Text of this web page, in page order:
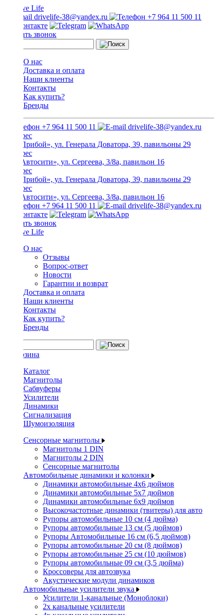
drivelife-38@yandex.ru +7 964 11 500 11
Заказать звонок
О нас
Доставка и оплата
Наши клиенты
Контакты
Как купить?
Бренды
+7 964 11 500 11 drivelife-38@yandex.ru
ТЦ «Прибой», ул. Генерала Доватора, 39, павильоны 29
ТЦ «Автосити», ул. Сергеева, 3/8а, павильон 16
ТЦ «Прибой», ул. Генерала Доватора, 39, павильоны 29
ТЦ «Автосити», ул. Сергеева, 3/8а, павильон 16
+7 964 11 500 11
drivelife-38@yandex.ru
Заказать звонок
О нас
Отзывы
Вопрос-ответ
Новости
Гарантии и возврат
Доставка и оплата
Наши клиенты
Контакты
Как купить?
Бренды
Каталог
Магнитолы
Сабвуферы
Усилители
Динамики
Сигнализация
Шумоизоляция
Сенсорные магнитолы
Магнитолы 1 DIN
Магнитолы 2 DIN
Сенсорные магнитолы
Автомобильные динамики и колонки
Динамики автомобильные 4x6 дюймов
Динамики автомобильные 5x7 дюймов
Динамики автомобильные 6x9 дюймов
Высокочастотные динамики (твитеры) для авто
Рупоры автомобильные 10 см (4 дюйма)
Рупоры автомобильные 13 см (5 дюймов)
Рупоры Автомобильные 16 см (6,5 дюймов)
Рупоры автомобильные 20 см (8 дюймов)
Рупоры автомобильные 25 см (10 дюймов)
Рупоры автомобильные 09 см (3,5 дюйма)
Кроссоверы для автозвука
Акустические модули динамиков
Автомобильные усилители звука
Усилители 1-канальные (Моноблоки)
2х канальные усилители